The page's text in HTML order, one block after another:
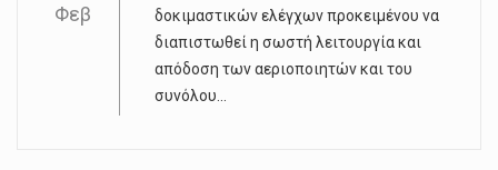
Φεβ
δοκιμαστικών ελέγχων προκειμένου να
διαπιστωθεί η σωστή λειτουργία και
απόδοση των αεριοποιητών και του
συνόλου...